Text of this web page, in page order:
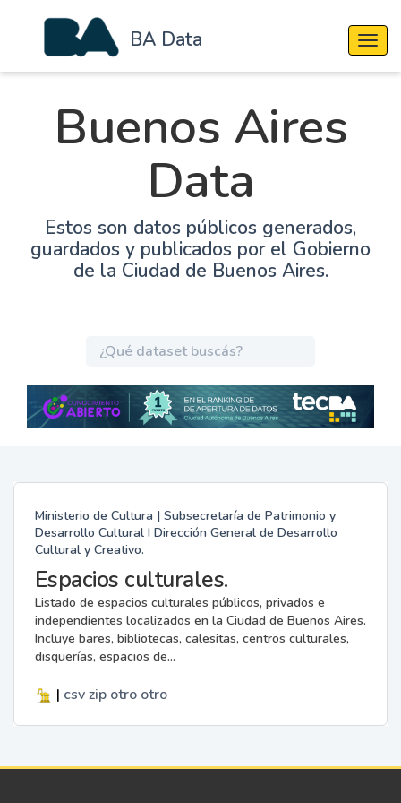
BA Data
Buenos Aires
Data
Estos son datos públicos generados,
guardados y publicados por el Gobierno
de la Ciudad de Buenos Aires.
Ministerio de Cultura | Subsecretaría de Patrimonio y
Desarrollo Cultural I Dirección General de Desarrollo
Cultural y Creativo.
Espacios culturales.
Listado de espacios culturales públicos, privados e
independientes localizados en la Ciudad de Buenos Aires.
Incluye bares, bibliotecas, calesitas, centros culturales,
disquerías, espacios de...
| csv zip otro otro